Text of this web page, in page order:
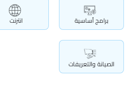
برامج أساسية انترنت
الصيانة والتعريفات